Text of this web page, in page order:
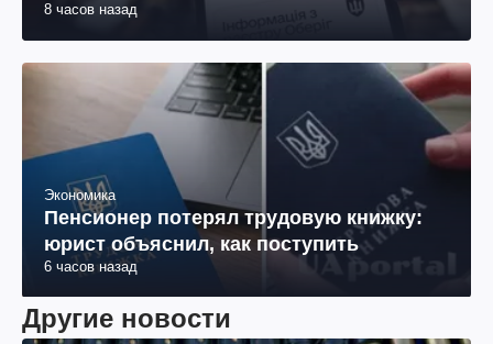
8 часов назад
Экономика
Пенсионер потерял трудовую книжку:
юрист объяснил, как поступить
6 часов назад
Другие новости